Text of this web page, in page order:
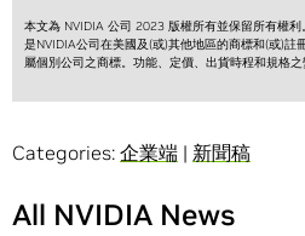
本文為 NVIDIA 公司 2023 版權所有並保留所有權
是NVIDIA公司在美國及(或)其他地區的商標和(或)註
屬個別公司之商標。功能、定價、出貨時程和規格之
Categories: 企業端 | 新聞稿
All NVIDIA News